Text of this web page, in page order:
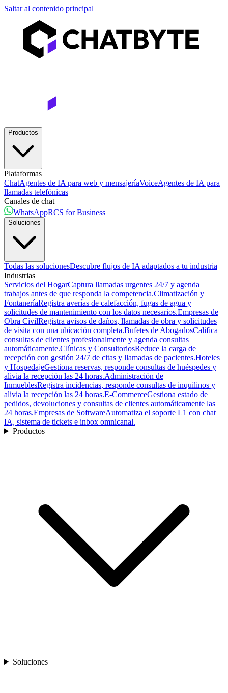
Saltar al contenido principal
Productos
Plataformas
ChatAgentes de IA para web y mensajeríaVoiceAgentes de IA para
llamadas telefónicas
Canales de chat
WhatsAppRCS for Business
Soluciones
Todas las solucionesDescubre flujos de IA adaptados a tu industria
Industrias
Servicios del HogarCaptura llamadas urgentes 24/7 y agenda
trabajos antes de que responda la competencia.Climatización y
FontaneríaRegistra averías de calefacción, fugas de agua y
solicitudes de mantenimiento con los datos necesarios.Empresas de
Obra CivilRegistra avisos de daños, llamadas de obra y solicitudes
de visita con una ubicación completa.Bufetes de AbogadosCalifica
consultas de clientes profesionalmente y agenda consultas
automáticamente.Clínicas y ConsultoriosReduce la carga de
recepción con gestión 24/7 de citas y llamadas de pacientes.Hoteles
y HospedajeGestiona reservas, responde consultas de huéspedes y
alivia la recepción las 24 horas.Administración de
InmueblesRegistra incidencias, responde consultas de inquilinos y
alivia la recepción las 24 horas.E-CommerceGestiona estado de
pedidos, devoluciones y consultas de clientes automáticamente las
24 horas.Empresas de SoftwareAutomatiza el soporte L1 con chat
IA, sistema de tickets e inbox omnicanal.
Productos
Soluciones